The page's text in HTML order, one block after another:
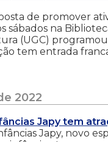
de promover
sábados na
(UGC)
tem entrada
2022
Japy tem
Japy, novo